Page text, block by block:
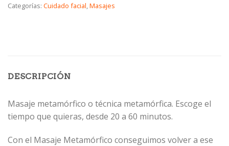
Categorías: Cuidado facial,Masajes
DESCRIPCIÓN
Masaje metamórfico o técnica metamórfica. Escoge el
tiempo que quieras, desde 20 a 60 minutos.
Con el Masaje Metamórfico conseguimos volver a ese